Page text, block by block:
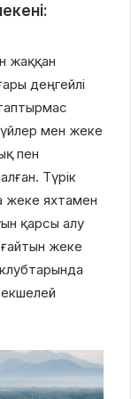
жаққан
деңгейлі
мен жеке
пен
Түрік
жеке яхтамен
қарсы алу
жеке